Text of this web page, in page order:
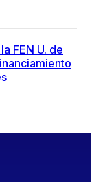
FEN U. de